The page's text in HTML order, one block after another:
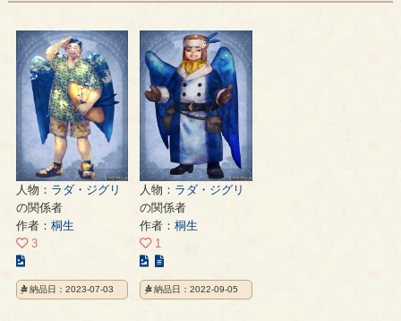
人物： ラダ・ジグリ
の関係者
作者： 桐生
3
の
イ
納品日：2023-07-03
人物： ラダ・ジグリ
の関係者
作者：桐生
1
の
イ
納品日：2022-09-05